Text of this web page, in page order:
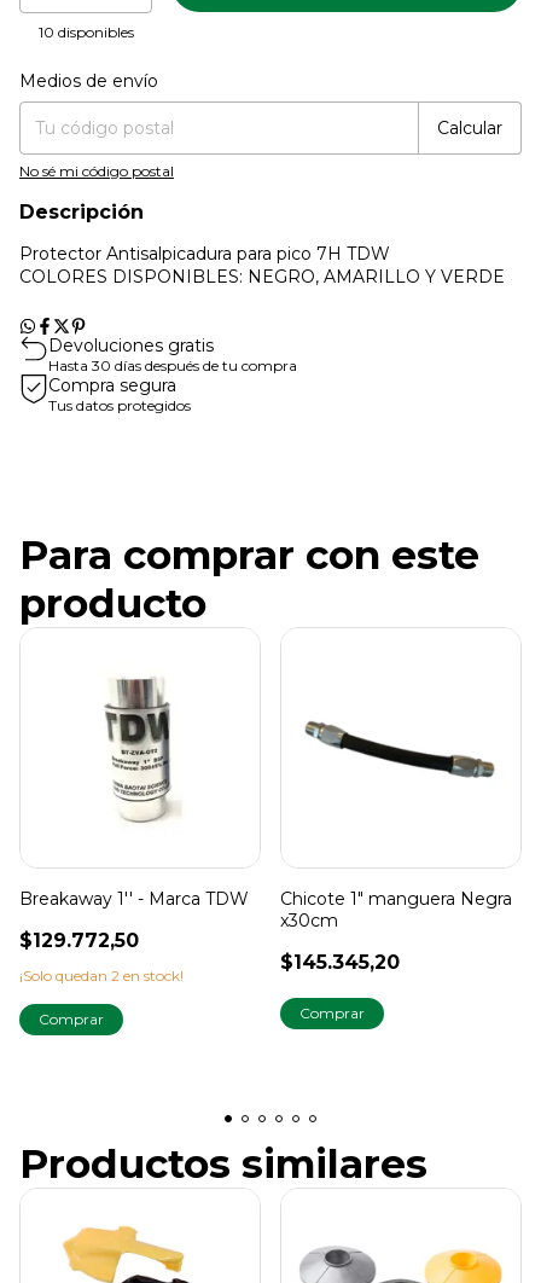
10 disponibles
Entregas para el CP:
Medios de envío
Calcular
No sé mi código postal
Descripción
Protector Antisalpicadura para pico 7H TDW
COLORES DISPONIBLES: NEGRO, AMARILLO Y VERDE
Devoluciones gratis
Hasta 30 días después de tu compra
Compra segura
Tus datos protegidos
Para comprar con este
producto
Breakaway 1'' - Marca TDW
$129.772,50
¡Solo quedan 2 en stock!
Chicote 1" manguera Negra
x30cm
$145.345,20
Productos similares